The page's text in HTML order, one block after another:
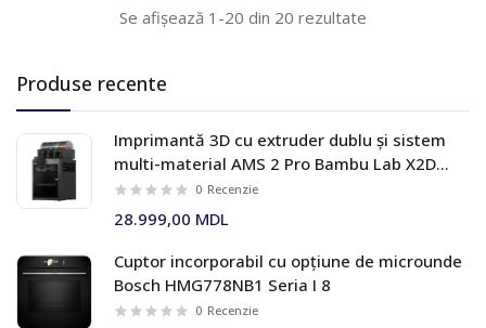
Produse recente
Imprimantă 3D cu extruder dublu și sistem
multi-material AMS 2 Pro Bambu Lab X2D
Combo
0 Recenzie
28.999,00 MDL
Cuptor incorporabil cu opțiune de microunde
Bosch HMG778NB1 Seria I 8
0 Recenzie
Se afișează 1-20 din 20 rezultate